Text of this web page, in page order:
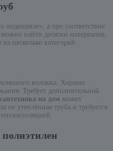
подешевле», а про соответствие
найти десятки материалов,
несколько категорий:
волокна. Хорошо
Требует дополнительной
на дом может
не утеплённая труба и требуется